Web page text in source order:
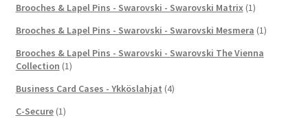
Brooches & Lapel Pins - Swarovski - Swarovski Matrix (1)
Brooches & Lapel Pins - Swarovski - Swarovski Mesmera (1)
Brooches & Lapel Pins - Swarovski - Swarovski The Vienna
Collection (1)
Business Card Cases - Ykköslahjat (4)
C-Secure (1)